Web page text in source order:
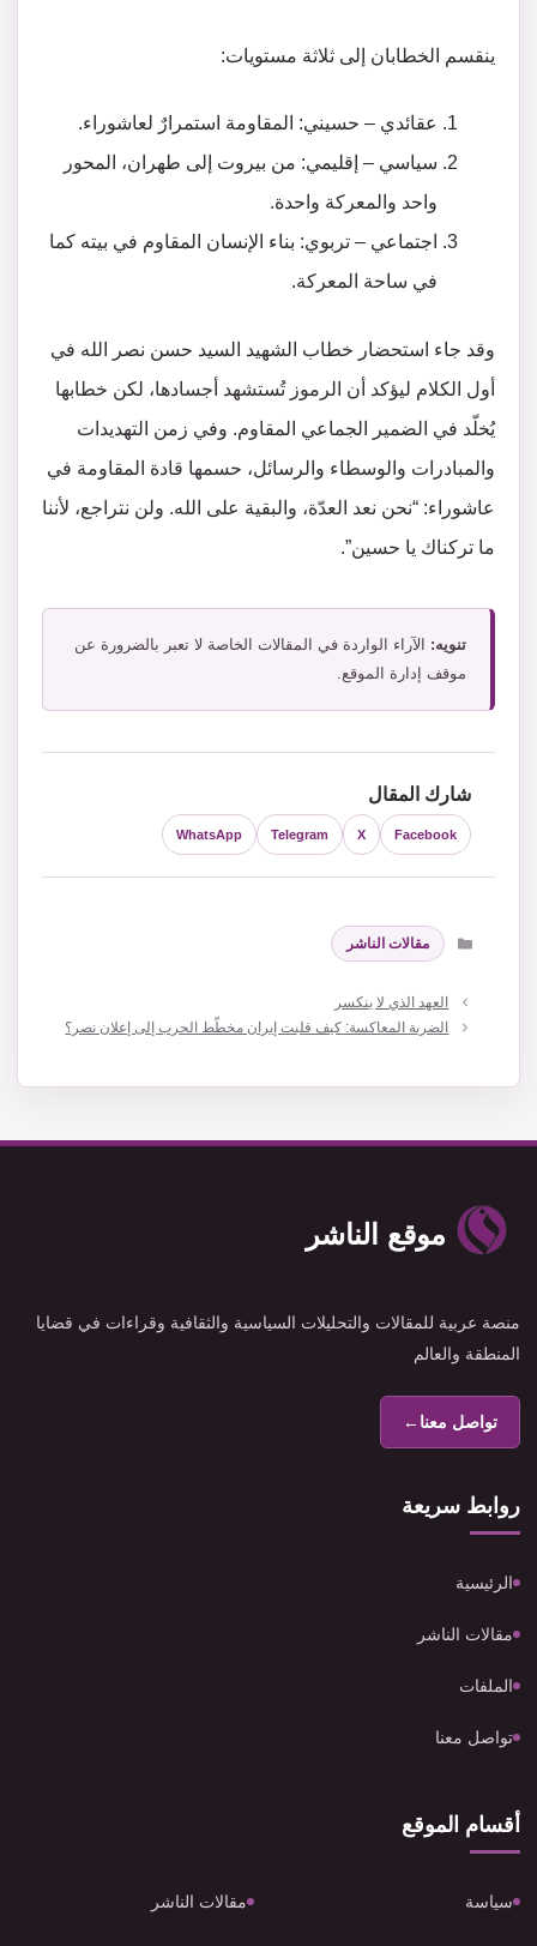
ينقسم الخطابان إلى ثلاثة مستويات:
عقائدي – حسيني: المقاومة استمرارٌ لعاشوراء.
سياسي – إقليمي: من بيروت إلى طهران، المحور
واحد والمعركة واحدة.
اجتماعي – تربوي: بناء الإنسان المقاوم في بيته كما
في ساحة المعركة.
وقد جاء استحضار خطاب الشهيد السيد حسن نصر الله في
أول الكلام ليؤكد أن الرموز تُستشهد أجسادها، لكن خطابها
يُخلّد في الضمير الجماعي المقاوم. وفي زمن التهديدات
والمبادرات والوسطاء والرسائل، حسمها قادة المقاومة في
عاشوراء: “نحن نعد العدّة، والبقية على الله. ولن نتراجع، لأننا
ما تركناك يا حسين”.
تنويه: الآراء الواردة في المقالات الخاصة لا تعبر بالضرورة عن
موقف إدارة الموقع.
شارك المقال
Facebook
X
Telegram
WhatsApp
التصنيفات
مقالات الناشر
العهد الذي لا ينكسر
الضربة المعاكسة: كيف قلبت إيران مخطّط الحرب إلى إعلان نصر؟
موقع الناشر
منصة عربية للمقالات والتحليلات السياسية والثقافية وقراءات في قضايا
المنطقة والعالم
تواصل معنا←
روابط سريعة
الرئيسية
مقالات الناشر
الملفات
تواصل معنا
أقسام الموقع
سياسة مقالات الناشر